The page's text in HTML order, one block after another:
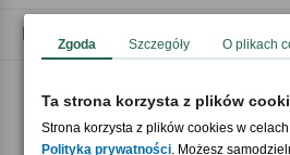
Akceptujemy
Zgoda Szczegóły O plikach
Ta strona korzysta z plików
Strona korzysta z plików cookies w
Polityką prywatności. Możesz